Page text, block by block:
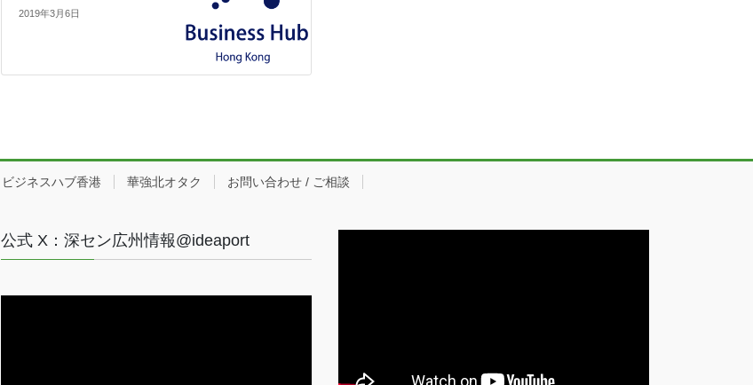
2019年3月6日
ビジネスハブ香港 華強北オタク お問い合わせ / ご相談
公式 X：深セン広州情報@ideaport